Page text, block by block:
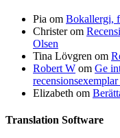
Pia om Bokallergi,
Christerom
Olsen
Tina Lövgren om
Robert W om Ge
Elizabeth om
Translation Software